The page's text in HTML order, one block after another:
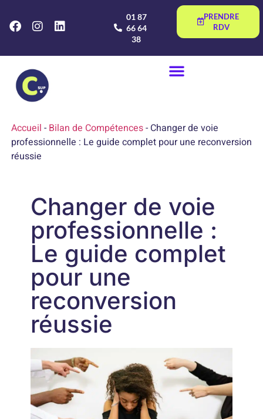
01 87
66 64
38
PRENDRE
RDV
Accueil - Bilan de Compétences- Changer de voie
professionnelle : Le guide complet pour une reconversion
réussie
Changer de voie
professionnelle :
Le guide complet
pour une
reconversion
réussie